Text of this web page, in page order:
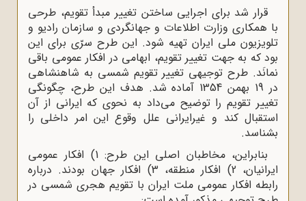
قرار شد برای اجرایی ساختن تغییر مبدأ تقویم، طرحی
با همکاری وزارت اطلاعات و جهانگردی و سازمان رادیو و
تلویزیون ملی ایران تهیه شود. این طرح سرّی برای این
بود که به جهت تغییر تقویم، ابهامی در افکار عمومی باقی
نمانَد. طرح توجیهی تغییر تقویم شمسی به شاهنشاهی
در 19 بهمن 1354 آماده شد. هدف این طرح، چگونگی
تغییر تقویم را توضیح می‌داد به نحوی که ایرانی از آن
استقبال کند و غیرایرانی علل وقوع این امر داخلی را
بشناسد.
بنابراین، مخاطبان اصلی این طرح: 1) افکار عمومی
ایرانیان، 2) افکار منطقه، 3) افکار جهان بودند. درباره
رابطه افکار عمومی ملت ایران با تقویم هجری شمسی در